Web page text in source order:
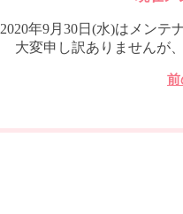
2020年9月30日(水)はメンテ
大変申し訳ありませんが
前